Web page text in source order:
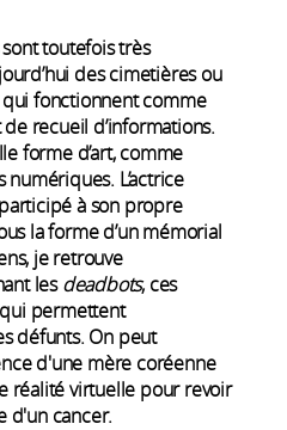
toutefois très
des cimetières ou
fonctionnent comme
recueil d’informations.
forme d’art, comme
numériques. L’actrice
à son propre
la forme d’un mémorial
je retrouve
lesdeadbots, ces
permettent
défunts. On peut
d'une mère coréenne
réalité virtuelle pour revoir
d'un cancer.